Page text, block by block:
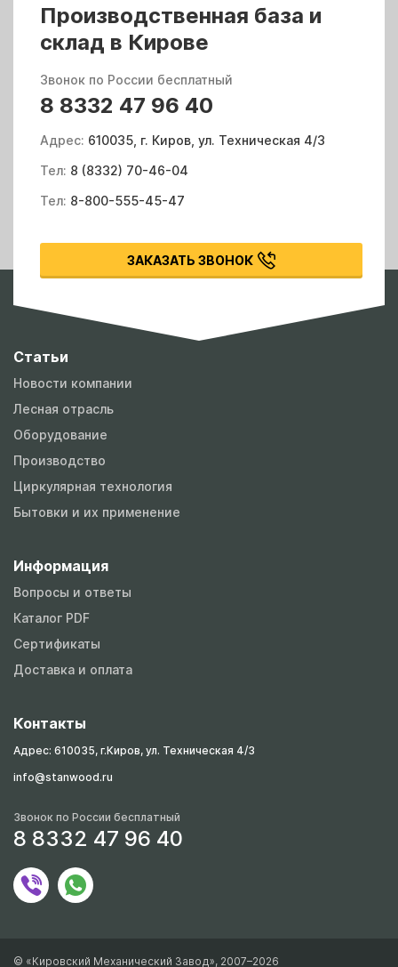
Производственная база и
склад в Кирове
Звонок по России бесплатный
8 8332 47 96 40
Адрес: 610035, г. Киров, ул. Техническая 4/3
Тел: 8 (8332) 70-46-04
Тел: 8-800-555-45-47
ЗАКАЗАТЬ ЗВОНОК
Статьи
Новости компании
Лесная отрасль
Оборудование
Производство
Циркулярная технология
Бытовки и их применение
Информация
Вопросы и ответы
Каталог PDF
Сертификаты
Доставка и оплата
Контакты
Адрес: 610035, г.Киров, ул. Техническая 4/3
info@stanwood.ru
Звонок по России бесплатный
8 8332 47 96 40
© «Кировский Механический Завод», 2007–2026